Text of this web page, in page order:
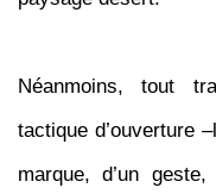
Néanmoins, tout
tactique d’ouverture
marque, d’un